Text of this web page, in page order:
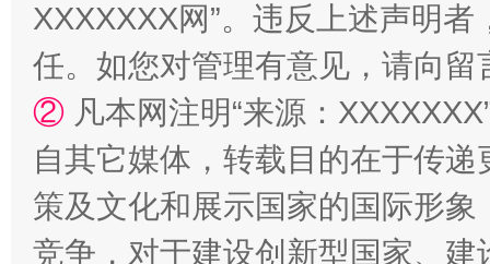
XXXXXXX网”。违反上述声明
任。如您对管理有意见，请向
② 凡本网注明“来源：
自其它媒体，转载目的在于传
策及文化和展示国家的国际形
竞争，对于建设创新型国家、